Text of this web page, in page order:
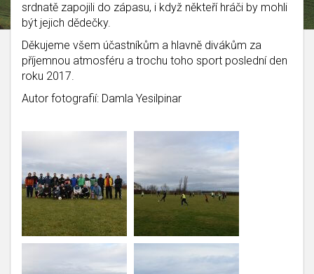
srdnatě zapojili do zápasu, i když někteří hráči by mohli
být jejich dědečky.
Děkujeme všem účastníkům a hlavně divákům za
příjemnou atmosféru a trochu toho sport poslední den
roku 2017.
Autor fotografií: Damla Yesilpinar